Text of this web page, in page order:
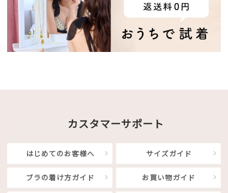
カスタマーサポート
はじめてのお客様へ サイズガイド
ブラの着け方ガイド お買い物ガイド